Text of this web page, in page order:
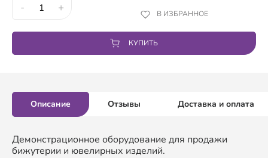
- + В ИЗБРАННОЕ
КУПИТЬ
Описание Отзывы Доставка и оплата
Демонстрационное оборудование для продажи
бижутерии и ювелирных изделий.